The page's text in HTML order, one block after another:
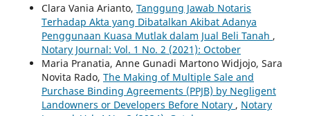
Clara Vania Arianto, Tanggung Jawab Notaris
Terhadap Akta yang Dibatalkan Akibat Adanya
Penggunaan Kuasa Mutlak dalam Jual Beli Tanah ,
Notary Journal: Vol. 1 No. 2 (2021): October
Maria Pranatia, Anne Gunadi Martono Widjojo, Sara
Novita Rado, The Making of Multiple Sale and
Purchase Binding Agreements (PPJB) by Negligent
Landowners or Developers Before Notary , Notary